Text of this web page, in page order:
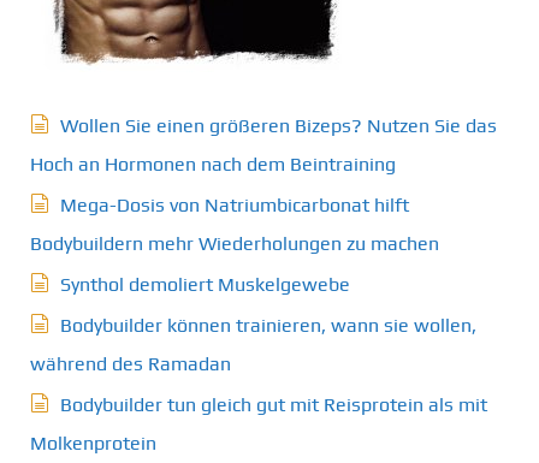
Wollen Sie einen größeren Bizeps? Nutzen Sie das
Hoch an Hormonen nach dem Beintraining
Mega-Dosis von Natriumbicarbonat hilft
Bodybuildern mehr Wiederholungen zu machen
Synthol demoliert Muskelgewebe
Bodybuilder können trainieren, wann sie wollen,
während des Ramadan
Bodybuilder tun gleich gut mit Reisprotein als mit
Molkenprotein